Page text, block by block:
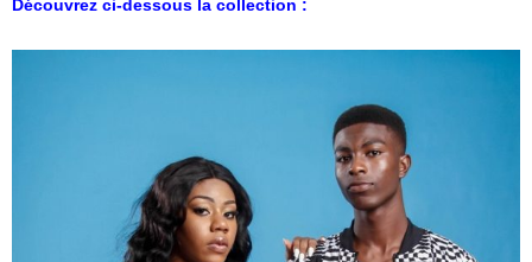
Découvrez ci-dessous la collection :